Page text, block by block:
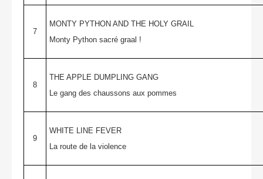
7
MONTY PYTHON AND THE HOLY GRAIL
Monty Python sacré graal !
8
THE APPLE DUMPLING GANG
Le gang des chaussons aux pommes
9
WHITE LINE FEVER
La route de la violence